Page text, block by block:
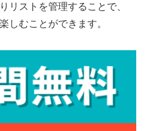
リストを管理することで、
しむことができます。